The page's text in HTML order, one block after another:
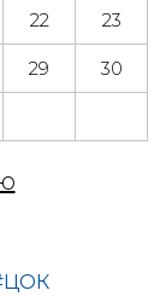
22 23
29 30